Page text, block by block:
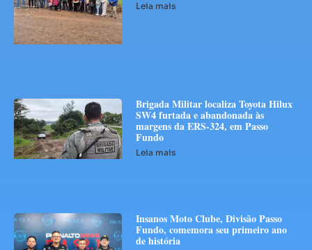
Leia mais
Brigada Militar localiza Toyota Hilux
SW4 furtada e abandonada às
margens da ERS-324, em Passo
Fundo
Leia mais
Insanos Moto Clube, Divisão Passo
Fundo, comemora seu primeiro ano
de história